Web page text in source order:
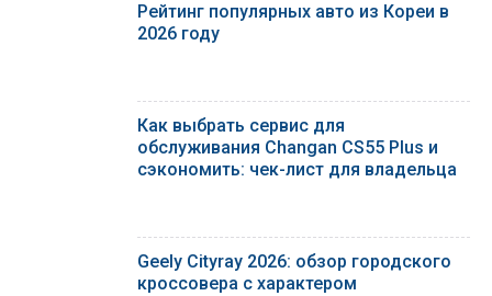
Рейтинг популярных авто из Кореи в
2026 году
Как выбрать сервис для
обслуживания Changan CS55 Plus и
сэкономить: чек-лист для владельца
Geely Cityray 2026: обзор городского
кроссовера с характером